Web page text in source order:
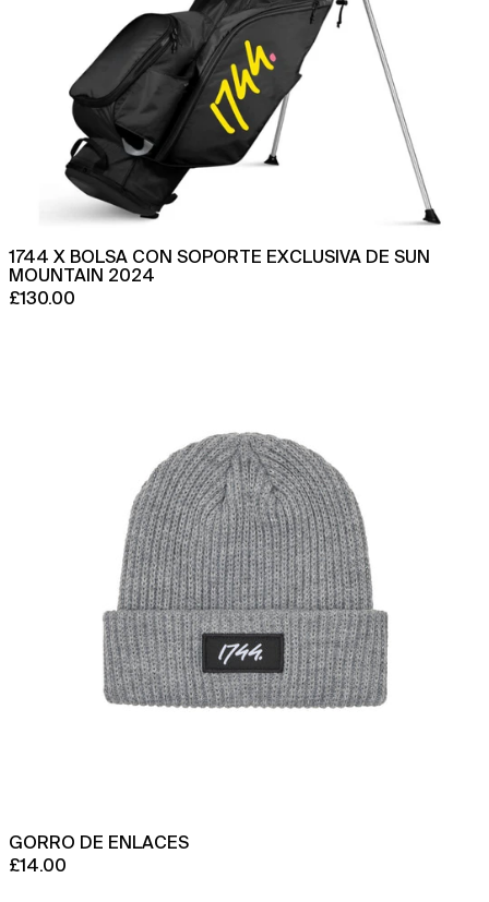
1744 X BOLSA CON SOPORTE EXCLUSIVA DE SUN
MOUNTAIN 2024
£130.00
GORRO DE ENLACES
£14.00